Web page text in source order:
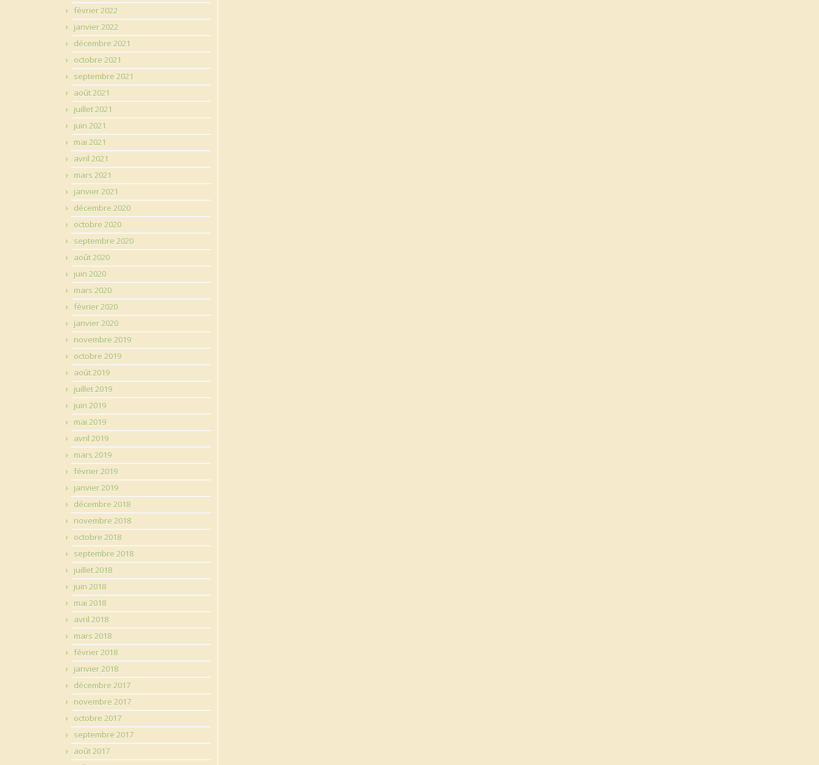
février 2022
janvier 2022
décembre 2021
octobre 2021
septembre 2021
août 2021
juillet 2021
juin 2021
mai 2021
avril 2021
mars 2021
janvier 2021
décembre 2020
octobre 2020
septembre 2020
août 2020
juin 2020
mars 2020
février 2020
janvier 2020
novembre 2019
octobre 2019
août 2019
juillet 2019
juin 2019
mai 2019
avril 2019
mars 2019
février 2019
janvier 2019
décembre 2018
novembre 2018
octobre 2018
septembre 2018
juillet 2018
juin 2018
mai 2018
avril 2018
mars 2018
février 2018
janvier 2018
décembre 2017
novembre 2017
octobre 2017
septembre 2017
août 2017